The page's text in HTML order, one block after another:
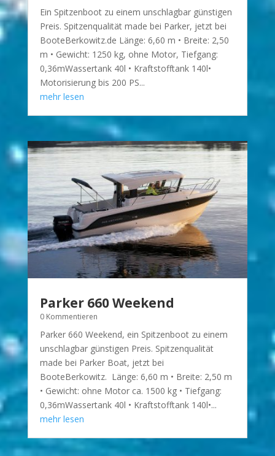
Ein Spitzenboot zu einem unschlagbar günstigen
Preis. Spitzenqualität made bei Parker, jetzt bei
BooteBerkowitz.de Länge: 6,60 m • Breite: 2,50
m • Gewicht: 1250 kg, ohne Motor, Tiefgang:
0,36mWassertank 40l • Kraftstofftank 140l•
Motorisierung bis 200 PS...
mehr lesen
Parker 660 Weekend
0 Kommentieren
Parker 660 Weekend, ein Spitzenboot zu einem
unschlagbar günstigen Preis. Spitzenqualität
made bei Parker Boat, jetzt bei
BooteBerkowitz. Länge: 6,60 m • Breite: 2,50 m
• Gewicht: ohne Motor ca. 1500 kg • Tiefgang:
0,36mWassertank 40l • Kraftstofftank 140l•...
mehr lesen